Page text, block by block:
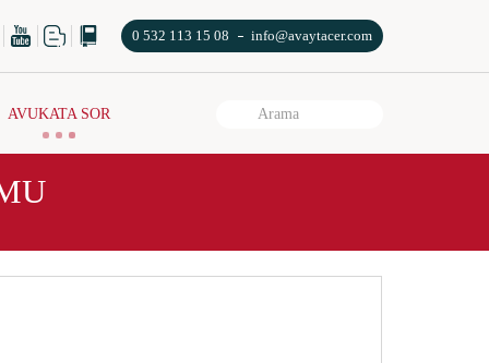
0 532 113 15 08 info@avaytacer.com
AVUKATA SOR